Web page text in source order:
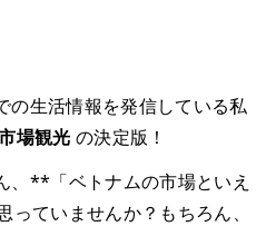
の生活情報を発信している私
場観光の決定版！
、**「ベトナムの市場といえ
ていませんか？もちろん、